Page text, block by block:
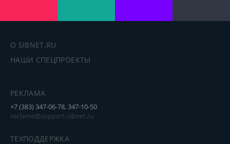
О SIBNET.RU
НАШИ СПЕЦПРОЕКТЫ
РЕКЛАМА
+7 (383) 347-06-78, 347-10-50
reclame@support.sibnet.ru
ТЕХПОДДЕРЖКА